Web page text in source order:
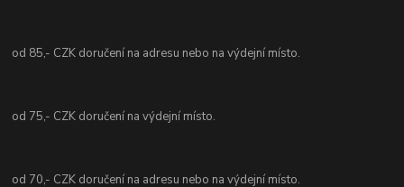
od 85,- CZK doručení na adresu nebo na výdejní místo.
od 75,- CZK doručení na výdejní místo.
od 70,- CZK doručení na adresu nebo na výdejní místo.